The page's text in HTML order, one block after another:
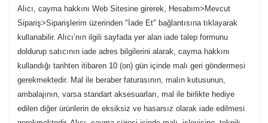
Alıcı, cayma hakkını Web Sitesine girerek, Hesabım>Mevcut
Sipariş>Siparişlerim üzerinden "İade Et" bağlantısına tıklayarak
kullanabilir. Alıcı’nın ilgili sayfada yer alan iade talep formunu
doldurup satıcının iade adres bilgilerini alarak, cayma hakkını
kullandığı tarihten itibaren 10 (on) gün içinde malı geri göndermesi
gerekmektedir. Mal ile beraber faturasının, malın kutusunun,
ambalajının, varsa standart aksesuarları, mal ile birlikte hediye
edilen diğer ürünlerin de eksiksiz ve hasarsız olarak iade edilmesi